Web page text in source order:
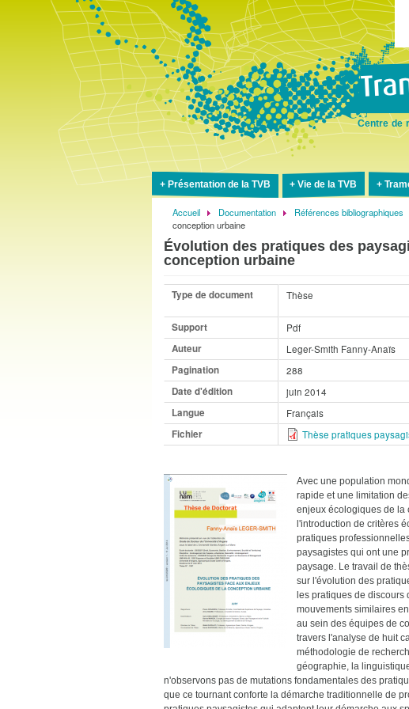
Centre de
Présentation de la TVB Vie de la TVB
Fil
d'Ariane
Accueil Documentation Références bibliographiques
conception urbaine
Évolution des pratiques des
conception urbaine
Type de document Thèse
Support
Pdf
Auteur
Leger-Smith Fanny-Anaïs
Pagination
288
Date d'édition
juin 2014
Langue
Français
Fichier
Thèse pratiques
Avec une population
rapide et une limitation
enjeux écologiques de la
l'introduction de critères
pratiques
paysagistes qui ont une
paysage. Le travail de
sur l'évolution des
les pratiques de discours
mouvements similaires
au sein des équipes de
travers l'analyse de huit
méthodologie de
géographie, la
n'observons pas de mutations fondamentales des
que ce tournant conforte la démarche traditionnelle de